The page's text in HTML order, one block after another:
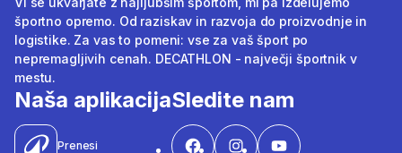
športno opremo. Od raziskav in razvoja do proizvodnje in
logistike. Za vas to pomeni: vse za vaš šport po
nepremagljivih cenah. DECATHLON - največji športnik v
mestu.
Naša aplikacija
Prenesi
Sledite nam